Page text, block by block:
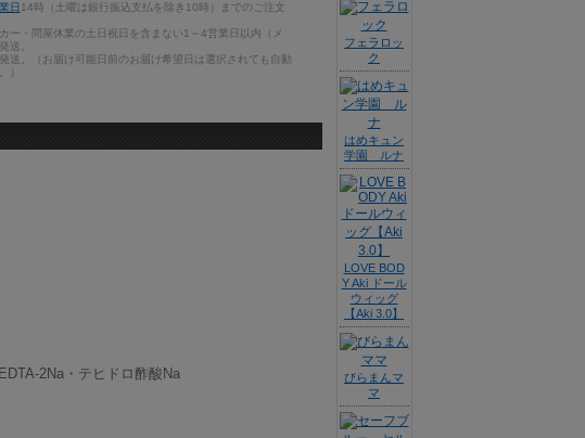
日 14時（土曜は銀行振込支払を除き10時）までのご注文
ー・問屋休業の土日祝日を含まない1～4営業日以内（メ
送。
送。（お届け可能日前のお届け希望日は選択されても自動
）
2Na・テヒドロ酢酸Na
フェラロッ
ク
はめキュン
学園 ルナ
LOVE BOD
Y Aki ドール
ウィッグ
【Aki 3.0】
びらまんマ
マ